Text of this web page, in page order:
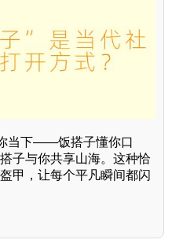
当下——饭搭子懂你口
子与你共享山海。这种恰
甲，让每个平凡瞬间都闪